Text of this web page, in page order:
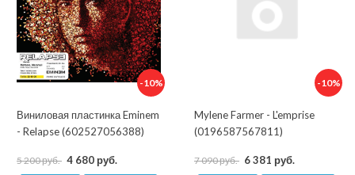
-10%
Виниловая пластинка Eminem
- Relapse (602527056388)
5 200 руб. 4 680 руб.
-10%
Mylene Farmer - L'emprise
(0196587567811)
7 090 руб. 6 381 руб.